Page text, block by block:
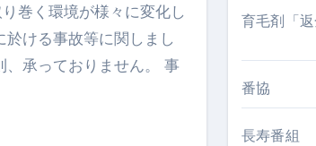
海外・国内旅行を最安値で実現する究極の旅
なる ―
」という行為を再定義する新しいサプリ体験
の思い出に変える完全ガイドブック
巻く環境が様々に変化し
ける事故等に関しまし
承っておりません。 事
育毛剤「
番協
長寿番組